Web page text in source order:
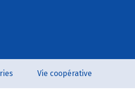
Vie coopérative